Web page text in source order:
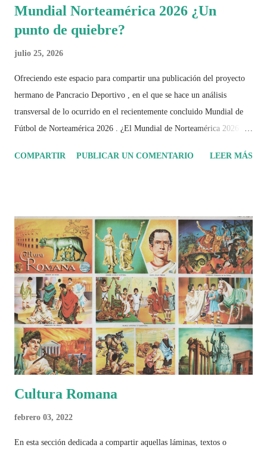
Mundial Norteamérica 2026 ¿Un
punto de quiebre?
julio 25, 2026
Ofreciendo este espacio para compartir una publicación del proyecto
hermano de Pancracio Deportivo , en el que se hace un análisis
transversal de lo ocurrido en el recientemente concluido Mundial de
Fútbol de Norteamérica 2026 . ¿El Mundial de Norteamérica 2026 ha
el recorrido de cada selección con infografías inspiradas en la
2026 ¿Un punto de quiebre?" Este especial de Pancracio Deportivo no
busca decir únicamente quién ganó o quién perdió. Busca responder si
este Mundial marcó un antes y un después en la forma de entender el
deporte, la identidad nacional, la globalización, la comercialización y
el papel del fútbol como reflejo de nuestras sociedades . Son 230
páginas de análisis, ilustraciones originales y ...
COMPARTIR PUBLICAR UN COMENTARIO LEER MÁS
Cultura Romana
febrero 03, 2022
En esta sección dedicada a compartir aquellas láminas, textos o